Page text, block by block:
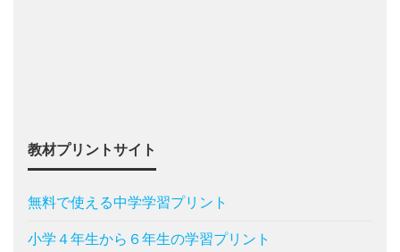
教材プリントサイト
無料で使える中学学習プリント
小学４年生から６年生の学習プリント